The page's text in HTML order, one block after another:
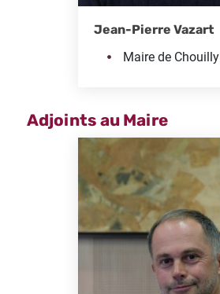
Jean-Pierre Vazart
Maire de Chouilly
Adjoints au Maire